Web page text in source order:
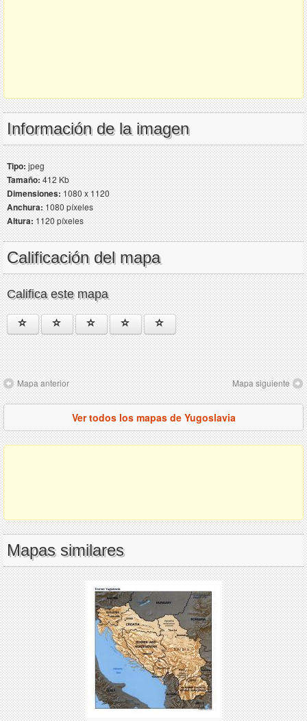
Información de la imagen
Tipo:jpeg
Tamaño:412 Kb
Dimensiones:1080 x 1120
Anchura:1080 píxeles
Altura:1120 píxeles
Calificación del mapa
Califica este mapa
Mapa anterior Mapa siguiente
Ver todos los mapas de Yugoslavia
Mapas similares